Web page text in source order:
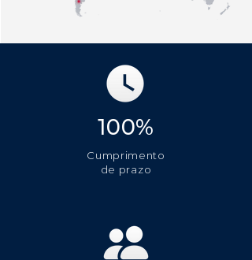
100%
Cumprimento
de prazo